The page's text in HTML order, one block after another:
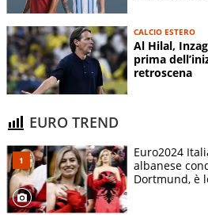
CALCIO ESTERO
Al Hilal,
prima
retroscena
EURO TREND
Euro2024
albanese
Dortmund, è